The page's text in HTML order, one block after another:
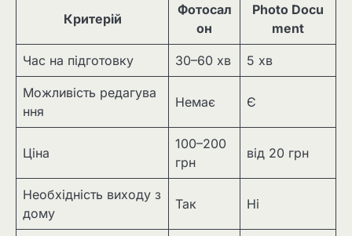
Критерій
Фотосал
он
Photo Docu
ment
Час на підготовку 30–60 хв 5 хв
Можливість редагува
ння
Немає Є
Ціна
100–200
грн
від 20 грн
Необхідність виходу з
дому
Так Ні